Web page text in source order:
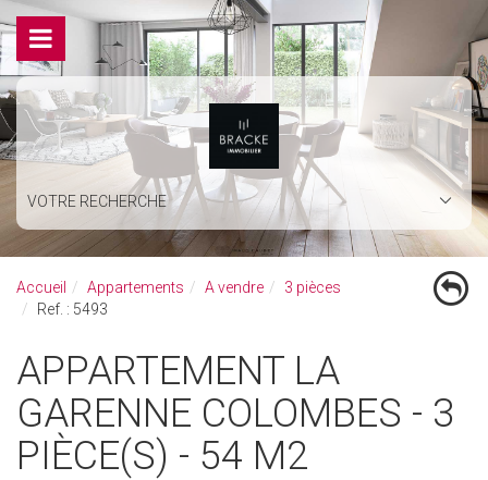
VOTRE RECHERCHE
Accueil Appartements A vendre
3 pièces
Ref. : 5493
APPARTEMENT LA
GARENNE COLOMBES - 3
PIÈCE(S) - 54 M2